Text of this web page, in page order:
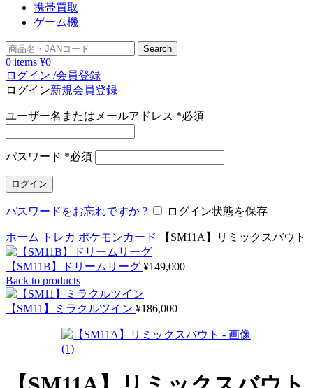
携帯買取
ゲーム機
Search
0 items ¥0
ログイン /会員登録
ログイン新規会員登録
ユーザー名またはメールアドレス *必須
パスワード *必須
ログイン
パスワードをお忘れですか ? ログイン状態を保存
ホーム トレカ ポケモンカード 【SM11A】リミックスバウト
【SM11B】ドリームリーグ ¥149,000
Back to products
【SM11】ミラクルツイン ¥186,000